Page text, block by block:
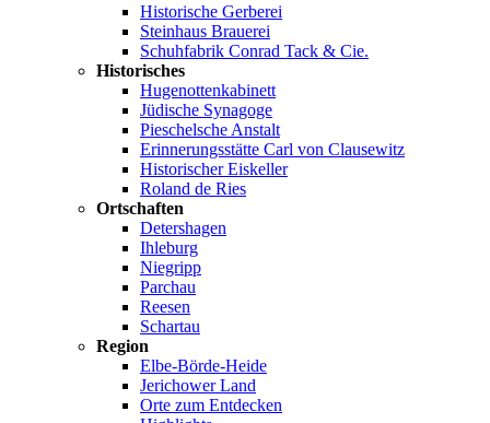
Historische Gerberei
Steinhaus Brauerei
Schuhfabrik Conrad Tack & Cie.
Historisches
Hugenottenkabinett
Jüdische Synagoge
Pieschelsche Anstalt
Erinnerungsstätte Carl von Clausewitz
Historischer Eiskeller
Roland de Ries
Ortschaften
Detershagen
Ihleburg
Niegripp
Parchau
Reesen
Schartau
Region
Elbe-Börde-Heide
Jerichower Land
Orte zum Entdecken